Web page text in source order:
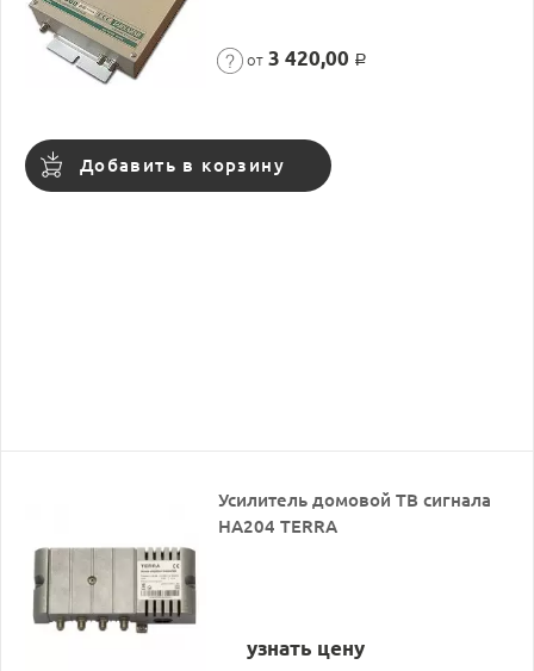
от 3 420,00 Р
Добавить в корзину
Усилитель домовой ТВ сигнала
HA204 TERRA
узнать цену